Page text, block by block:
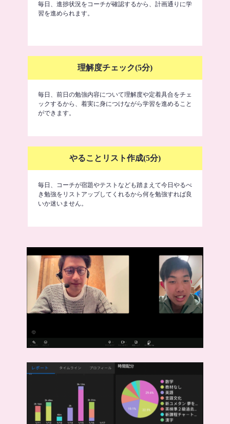
毎日、進捗状況をコーチが確認するから、計画通りに学
習を進められます。
理解度チェック(5分)
毎日、前日の勉強内容について理解度や定着具合をチェ
ックするから、着実に身につけながら学習を進めること
ができます。
やることリスト作成(5分)
毎日、コーチが宿題やテストなども踏まえて今日やるべ
き勉強をリストアップしてくれるから何を勉強すれば良
いか迷いません。